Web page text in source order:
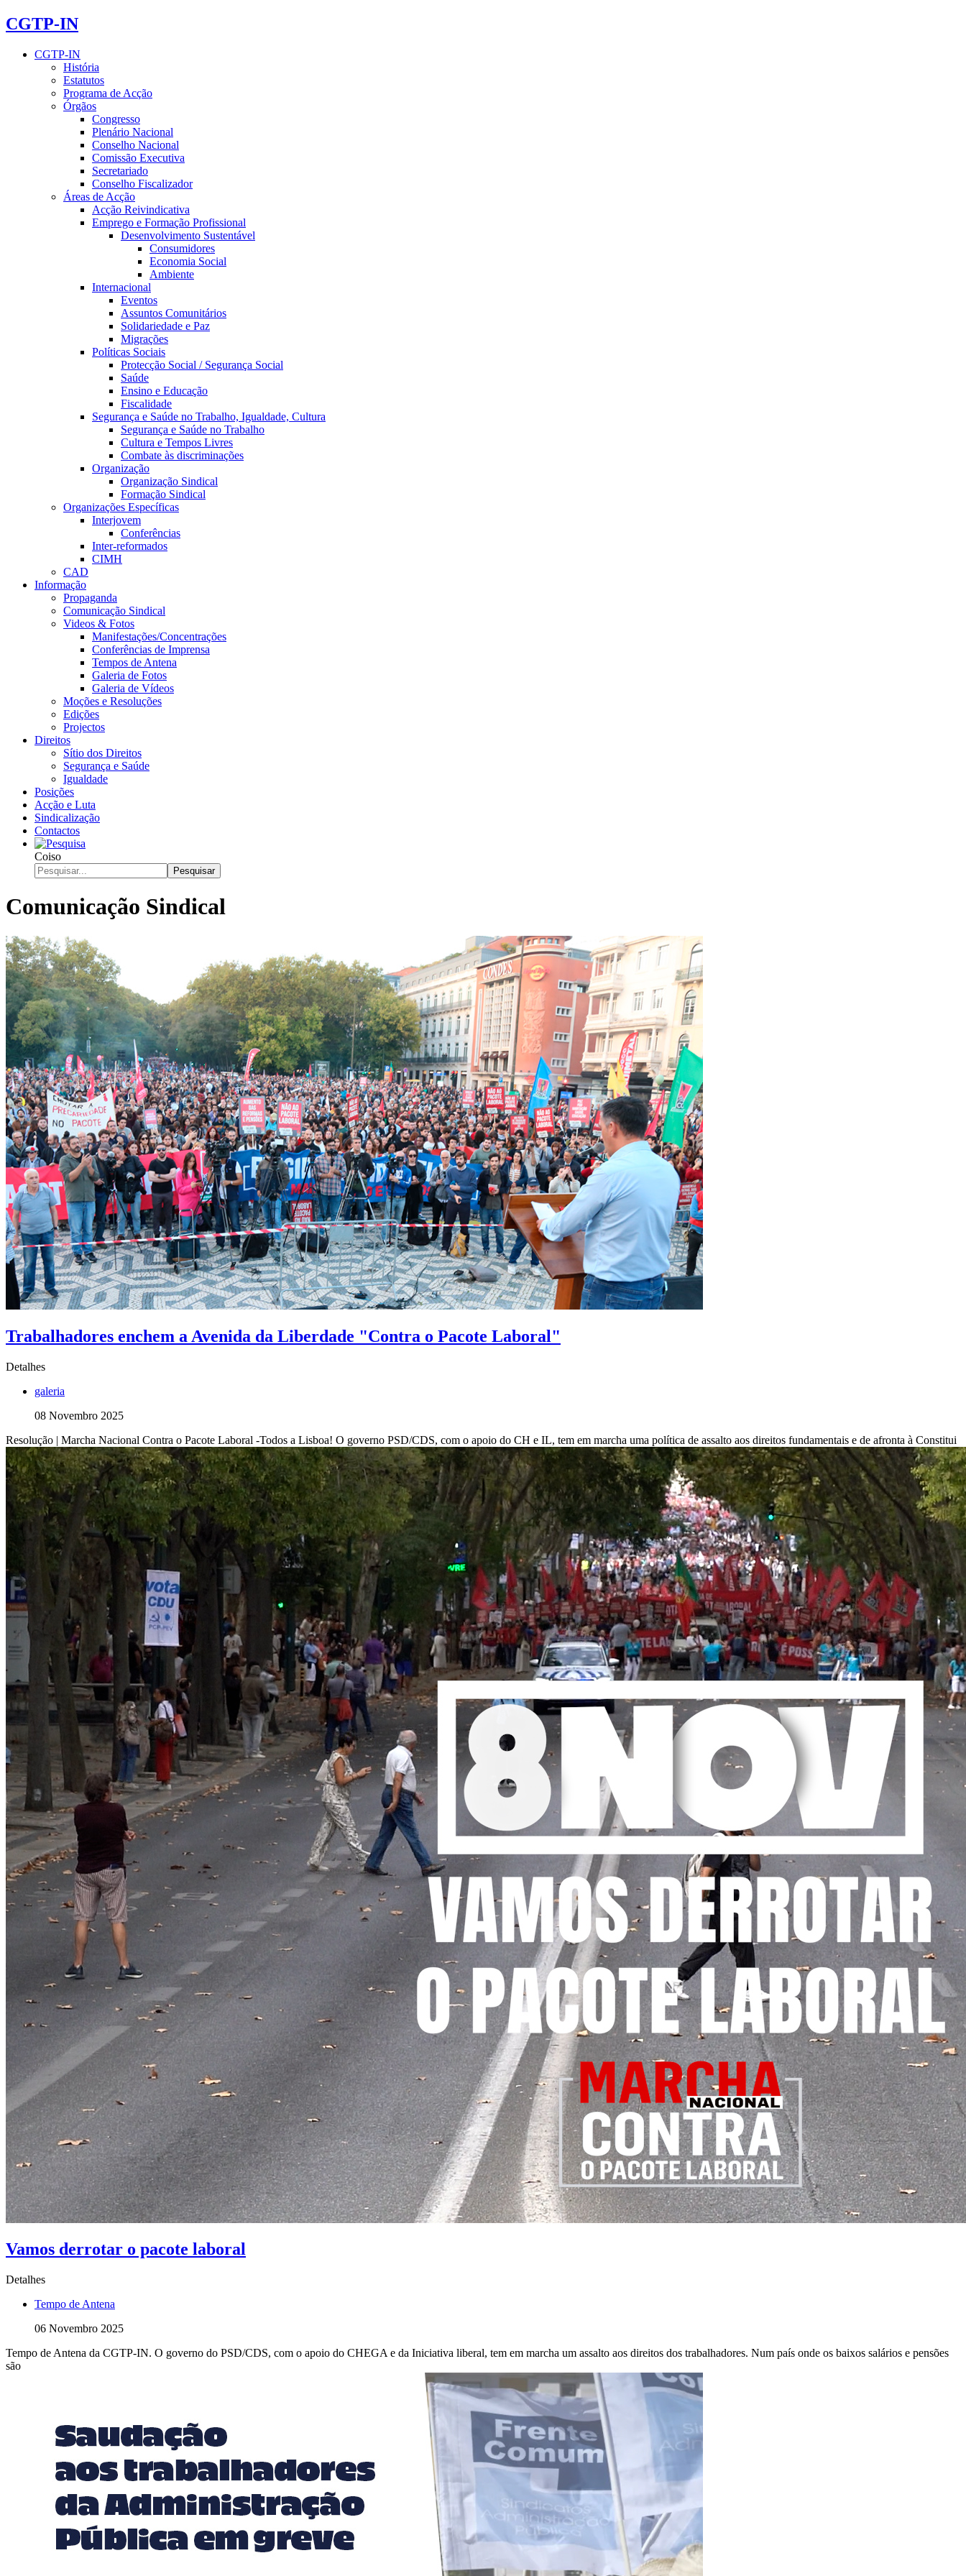
CGTP-IN
CGTP-IN
História
Estatutos
Programa de Acção
Órgãos
Congresso
Plenário Nacional
Conselho Nacional
Comissão Executiva
Secretariado
Conselho Fiscalizador
Áreas de Acção
Acção Reivindicativa
Emprego e Formação Profissional
Desenvolvimento Sustentável
Consumidores
Economia Social
Ambiente
Internacional
Eventos
Assuntos Comunitários
Solidariedade e Paz
Migrações
Políticas Sociais
Protecção Social / Segurança Social
Saúde
Ensino e Educação
Fiscalidade
Segurança e Saúde no Trabalho, Igualdade, Cultura
Segurança e Saúde no Trabalho
Cultura e Tempos Livres
Combate às discriminações
Organização
Organização Sindical
Formação Sindical
Organizações Específicas
Interjovem
Conferências
Inter-reformados
CIMH
CAD
Informação
Propaganda
Comunicação Sindical
Videos & Fotos
Manifestações/Concentrações
Conferências de Imprensa
Tempos de Antena
Galeria de Fotos
Galeria de Vídeos
Moções e Resoluções
Edições
Projectos
Direitos
Sítio dos Direitos
Segurança e Saúde
Igualdade
Posições
Acção e Luta
Sindicalização
Contactos
Coiso
Pesquisar
Comunicação Sindical
Trabalhadores enchem a Avenida da Liberdade "Contra o Pacote Laboral"
Detalhes
galeria
08 Novembro 2025
Resolução | Marcha Nacional Contra o Pacote Laboral -Todos a Lisboa! O governo PSD/CDS, com o apoio do CH e IL, tem em marcha uma política de assalto aos direitos fundamentais e de afronta à Constitui
Vamos derrotar o pacote laboral
Detalhes
Tempo de Antena
06 Novembro 2025
Tempo de Antena da CGTP-IN. O governo do PSD/CDS, com o apoio do CHEGA e da Iniciativa liberal, tem em marcha um assalto aos direitos dos trabalhadores. Num país onde os baixos salários e pensões
são